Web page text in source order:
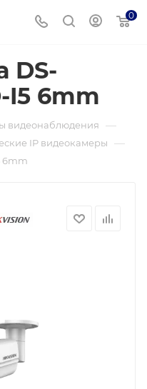
0
DS-
I5 6mm
видеонаблюдения —
IP видеокамеры —
6mm